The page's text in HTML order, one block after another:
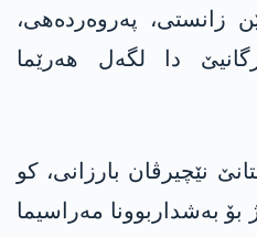
زانستی، پەروەردەھی،
دا لگەل ھەرێما
نێچیرڤان بارزانی، کو
بەشداربوونا مەراسیما